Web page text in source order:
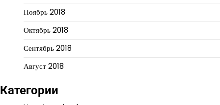
Ноябрь 2018
Октябрь 2018
Сентябрь 2018
Август 2018
Категории